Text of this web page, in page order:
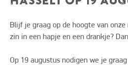
Blijf je graag op de hoogte van
zin in een hapje en een drankje?
Op 19 augustus nodigen we je